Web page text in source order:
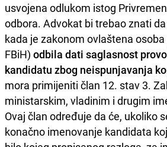
usvojena odlukom istog
odbora. Advokat bi trebao znati
kada je zakonom ovlaštena
FBiH) odbila dati saglasnost
kandidatu zbog neispunjavanja
mora primijeniti član 12. stav 3.
ministarskim, vladinim i drugim
Ovaj član određuje da će, ukoliko
konačno imenovanje kandidata